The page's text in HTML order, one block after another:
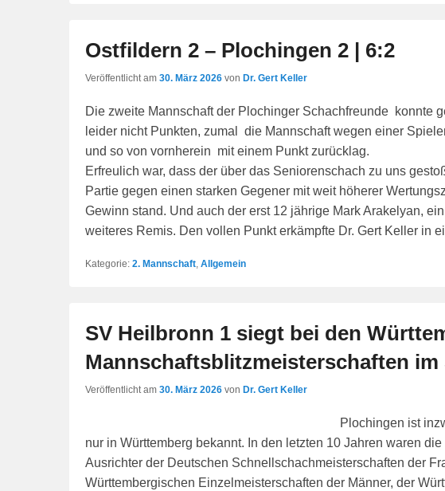
Ostfildern 2 – Plochingen 2 | 6:2
Veröffentlicht am 30. März 2026 von Dr. Gert Keller
Die zweite Mannschaft der Plochinger Schachfreunde konnte
leider nicht Punkten, zumal die Mannschaft wegen einer
und so von vornherein mit einem Punkt zurücklag.
Erfreulich war, dass der über das Seniorenschach zu uns
Partie gegen einen starken Gegener mit weit höherer
Gewinn stand. Und auch der erst 12 jährige Mark Arakelyan,
weiteres Remis. Den vollen Punkt erkämpfte Dr. Gert Keller in
Kategorie: 2. Mannschaft, Allgemein
SV Heilbronn 1 siegt bei den
Mannschaftsblitzmeisterschaften im
Veröffentlicht am 30. März 2026 von Dr. Gert Keller
Plochingen ist
nur in Württemberg bekannt. In den letzten 10 Jahren waren
Ausrichter der Deutschen Schnellschachmeisterschaften der
Württembergischen Einzelmeisterschaften der Männer, der